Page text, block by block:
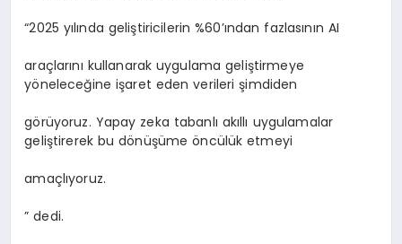
“2025 yılında geliştiricilerin %60’ından fazlasının AI
araçlarını kullanarak uygulama geliştirmeye
yöneleceğine işaret eden verileri şimdiden
görüyoruz. Yapay zeka tabanlı akıllı uygulamalar
geliştirerek bu dönüşüme öncülük etmeyi
amaçlıyoruz.
” dedi.